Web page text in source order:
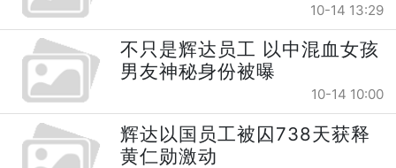
10-14 13:29
不只是辉达员工 以中混血女孩
男友神秘身份被曝
10-14 10:00
辉达以国员工被囚738天获释
黄仁勋激动